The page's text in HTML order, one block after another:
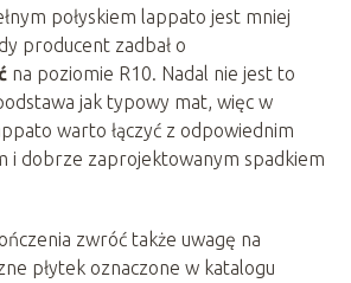
połyskiem lappato jest mniej
producent zadbał o
na poziomie R10. Nadal nie jest to
jak typowy mat, więc w
warto łączyć z odpowiednim
i dobrze zaprojektowanym spadkiem
zwróć także uwagę na
płytek oznaczone w katalogu